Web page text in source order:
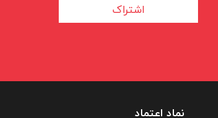
اشتراک
نماد اعتماد